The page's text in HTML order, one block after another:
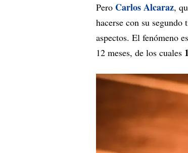
Pero Carlos Alcaraz,
hacerse con su segundo
aspectos. El fenómeno
12 meses, de los cuales